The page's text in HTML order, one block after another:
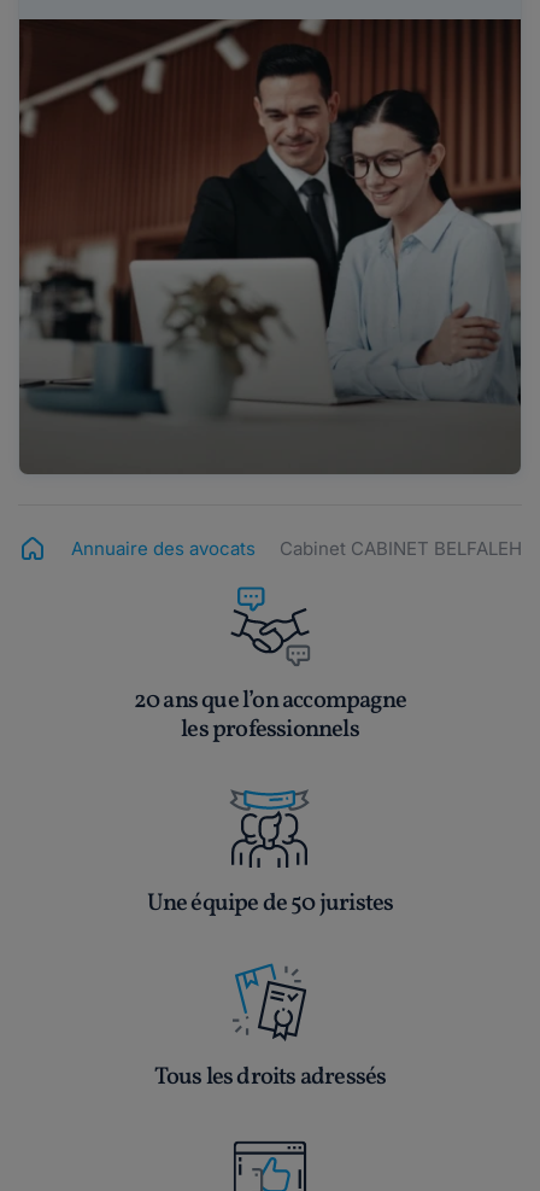
Annuaire des avocats Cabinet CABINET BELFALEH
20 ans que l’on accompagne
les professionnels
Une équipe de 50 juristes
Tous les droits adressés